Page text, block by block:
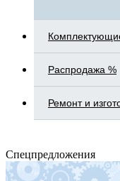
Распродажа %
Ремонт и
Спецпредложения